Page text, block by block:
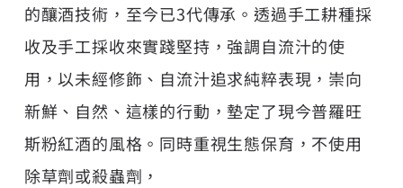
的釀酒技術，至今已3代傳承。透過手工耕種採
收及手工採收來實踐堅持，強調自流汁的使
用，以未經修飾、自流汁追求純粹表現，崇向
新鮮、自然、這樣的行動，墊定了現今普羅旺
斯粉紅酒的風格。同時重視生態保育，不使用
除草劑或殺蟲劑，